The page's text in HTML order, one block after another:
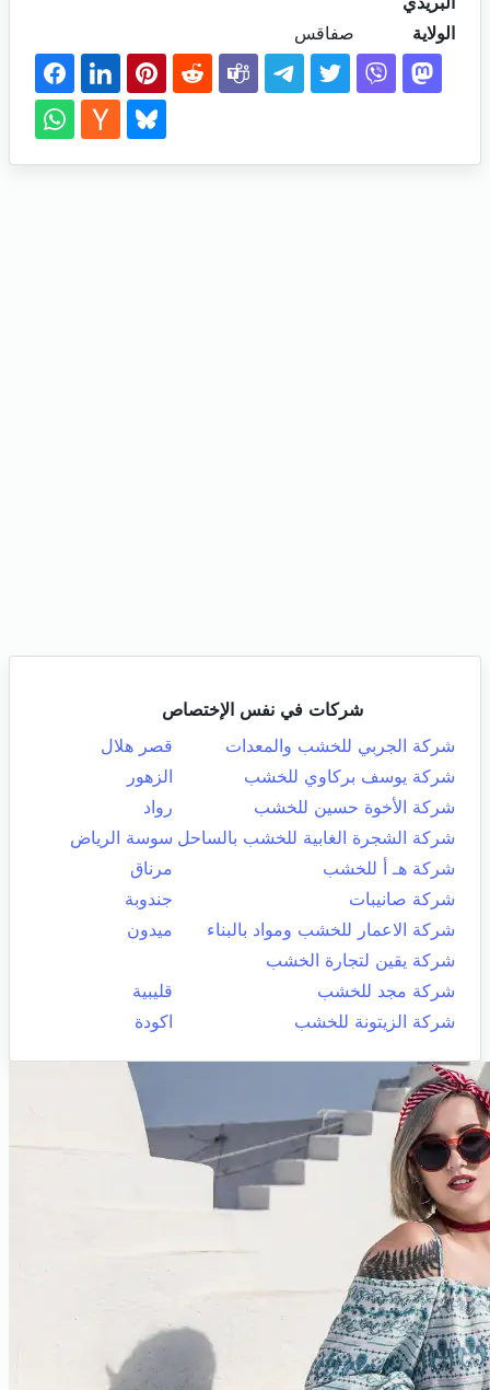
الولاية
صفاقس
شركات في نفس الإختصاص
شركة الجربي للخشب والمعدات
قصر هلال
شركة يوسف بركاوي للخشب
الزهور
شركة الأخوة حسين للخشب
رواد
شركة الشجرة الغابية للخشب بالساحل سوسة الرياض
شركة هـ أ للخشب
مرناق
شركة صانيبات
جندوبة
شركة الاعمار للخشب ومواد بالبناء
ميدون
شركة يقين لتجارة الخشب
شركة مجد للخشب
قليبية
شركة الزيتونة للخشب
اكودة